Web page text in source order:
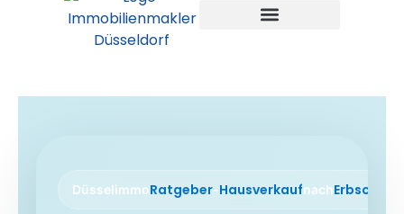
DüsselimmoRatgeber-HausverkaufnachErbschaft